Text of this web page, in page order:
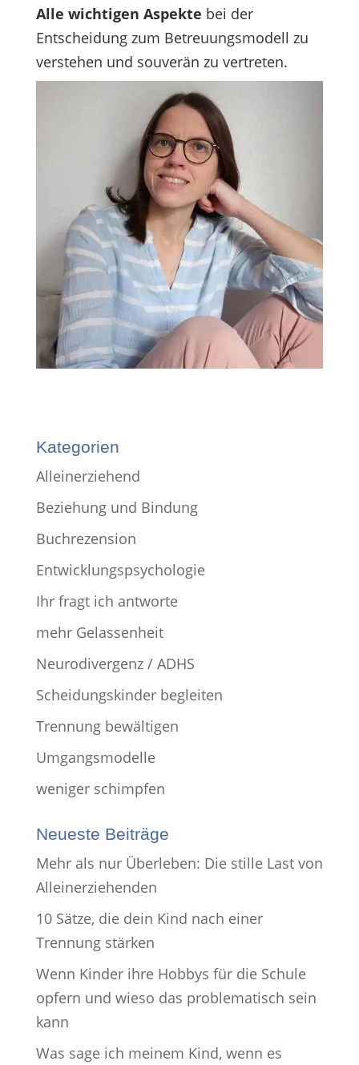
Alle wichtigen Aspekte bei der
Entscheidung zum Betreuungsmodell zu
verstehen und souverän zu vertreten.
Kategorien
Alleinerziehend
Beziehung und Bindung
Buchrezension
Entwicklungspsychologie
Ihr fragt ich antworte
mehr Gelassenheit
Neurodivergenz / ADHS
Scheidungskinder begleiten
Trennung bewältigen
Umgangsmodelle
weniger schimpfen
Neueste Beiträge
Mehr als nur Überleben: Die stille Last von
Alleinerziehenden
10 Sätze, die dein Kind nach einer
Trennung stärken
Wenn Kinder ihre Hobbys für die Schule
opfern und wieso das problematisch sein
kann
Was sage ich meinem Kind, wenn es